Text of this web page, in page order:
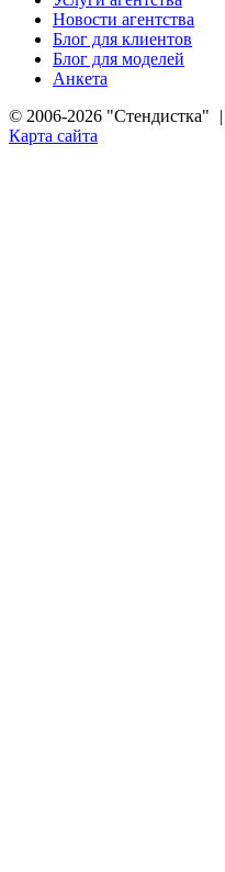
Новости агентства
Блог для клиентов
Блог для моделей
Анкета
© 2006-2026 "Стендистка"
|
Карта сайта